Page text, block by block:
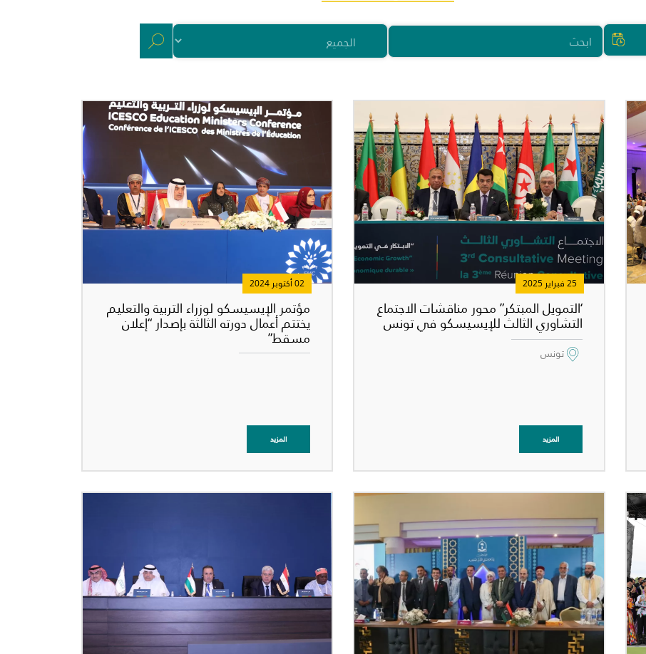
25 فبراير 2025
‘التمويل المبتكر” محور مناقشات الاجتماع
التشاوري الثالث للإيسيسكو في تونس
تونس
المزيد
02 أكتوبر 2024
مؤتمر الإيسيسكو لوزراء التربية والتعليم
يختتم أعمال دورته الثالثة بإصدار “إعلان
مسقط”
المزيد